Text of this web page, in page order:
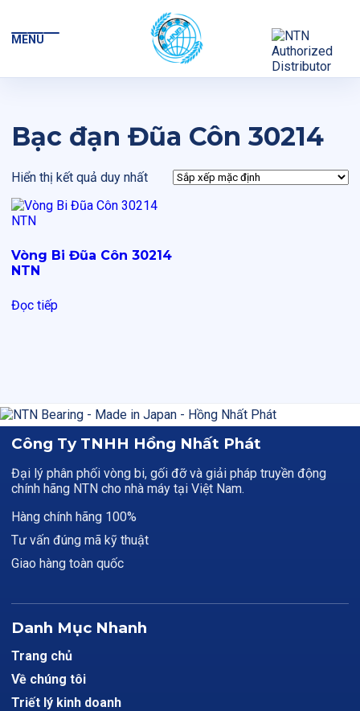
MENU
Bạc đạn Đũa Côn 30214
Hiển thị kết quả duy nhất
Vòng Bi Đũa Côn 30214
NTN
Đọc tiếp
Công Ty TNHH Hồng Nhất Phát
Đại lý phân phối vòng bi, gối đỡ và giải pháp truyền động
chính hãng NTN cho nhà máy tại Việt Nam.
Hàng chính hãng 100%
Tư vấn đúng mã kỹ thuật
Giao hàng toàn quốc
Danh Mục Nhanh
Trang chủ
Về chúng tôi
Triết lý kinh doanh